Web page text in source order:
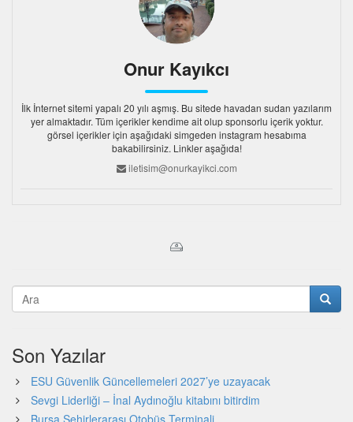
Onur Kayıkcı
İlk İnternet sitemi yapalı 20 yılı aşmış. Bu sitede havadan sudan yazılarım
yer almaktadır. Tüm içerikler kendime ait olup sponsorlu içerik yoktur.
görsel içerikler için aşağıdaki simgeden instagram hesabıma
bakabilirsiniz. Linkler aşağıda!
iletisim@onurkayikci.com
Son Yazılar
ESU Güvenlik Güncellemeleri 2027’ye uzayacak
Sevgi Liderliği – İnal Aydınoğlu kitabını bitirdim